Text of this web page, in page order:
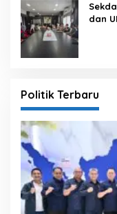
dan
Politik Terbaru